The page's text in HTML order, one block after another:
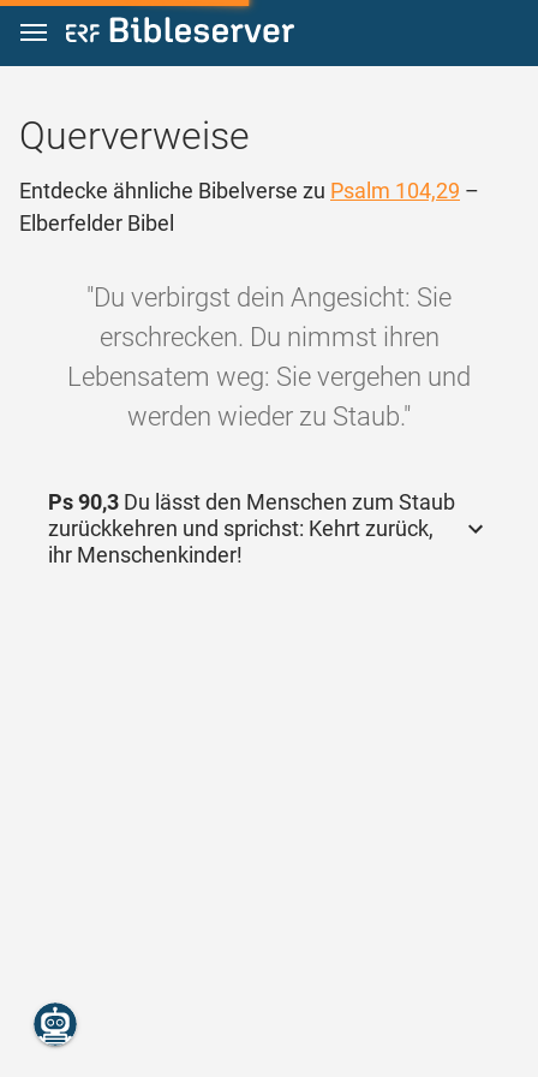
Zum Inhalt springen
Querverweise
Entdecke ähnliche Bibelverse zu Psalm 104,29 –
Elberfelder Bibel
"Du verbirgst dein Angesicht: Sie
erschrecken. Du nimmst ihren
Lebensatem weg: Sie vergehen und
werden wieder zu Staub."
Ps 90,3 Du lässt den Menschen zum Staub
zurückkehren und sprichst: Kehrt zurück,
ihr Menschenkinder!